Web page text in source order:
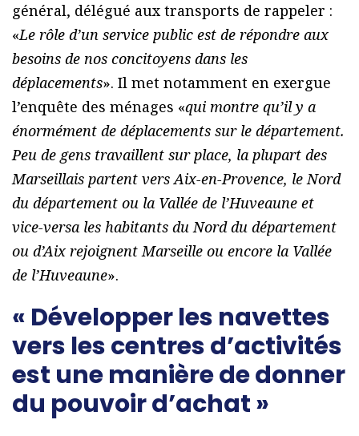
général, délégué aux transports de rappeler :
«Le rôle d’un service public est de répondre aux
besoins de nos concitoyens dans les
déplacements». Il met notamment en exergue
l’enquête des ménages «qui montre qu’il y a
énormément de déplacements sur le département.
Peu de gens travaillent sur place, la plupart des
Marseillais partent vers Aix-en-Provence, le Nord
du département ou la Vallée de l’Huveaune et
vice-versa les habitants du Nord du département
ou d’Aix rejoignent Marseille ou encore la Vallée
de l’Huveaune».
« Développer les navettes
vers les centres d’activités
est une manière de donner
du pouvoir d’achat »